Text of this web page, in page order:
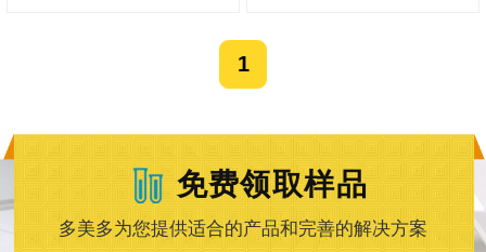
1
免费领取样品
多美多为您提供适合的产品和完善的解决方案